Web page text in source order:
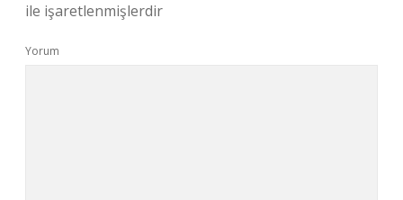
ile işaretlenmişlerdir
Yorum